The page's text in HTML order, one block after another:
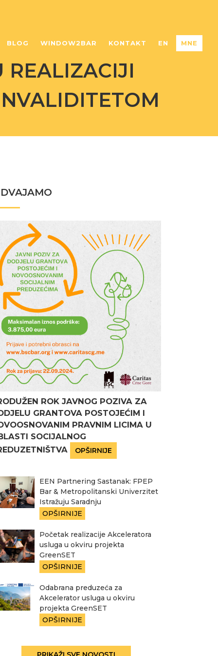
BLOG WINDOW2BAR KONTAKT EN MNE
REALIZACIJI
ROK JAVNOG POZIVA ZA
GRANTOVA POSTOJEĆIM I
PRAVNIM LICIMA U
SOCIJALNOG
OPŠIRNIJE
EEN Partnering Sastanak: FPEP
Bar & Metropolitanski Univerzitet
Istražuju Saradnju
OPŠIRNIJE
Početak realizacije Akceleratora
usluga u okviru projekta
GreenSET
OPŠIRNIJE
Odabrana preduzeća za
Akcelerator usluga u okviru
projekta GreenSET
OPŠIRNIJE